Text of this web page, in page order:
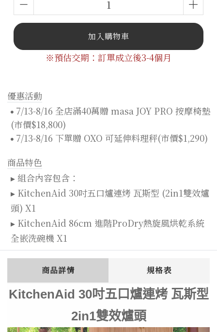
加入購物車
※預估交期：訂單成立後3-4個月
優惠活動
7/13-8/16 全店滿40萬贈 masa JOY PRO 按摩椅墊
(市價$18,800)
7/13-8/16 下單贈 OXO 可延伸料理秤(市價$1,290)
商品特色
▸ 組合內容包含：
▸ KitchenAid 30吋五口爐連烤 瓦斯型 (2in1雙效爐
頭) X1
▸ KitchenAid 86cm 進階ProDry熱旋風烘乾系統
全嵌洗碗機 X1
商品詳情 規格表
KitchenAid 30吋五口爐連烤 瓦斯型
2in1雙效爐頭